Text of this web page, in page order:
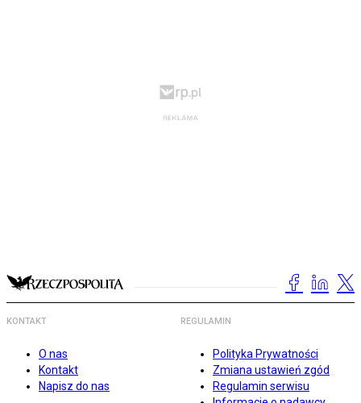
KONTAKT
O nas
Kontakt
Napisz do nas
REGULAMIN
Polityka Prywatności
Zmiana ustawień zgód
Regulamin serwisu